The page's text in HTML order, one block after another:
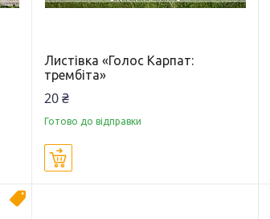
Листівка «Голос Карпат:
трембіта»
20 ₴
Готово до відправки